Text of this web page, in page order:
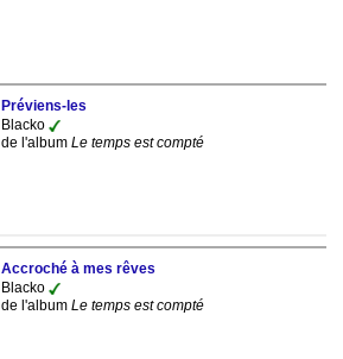
Préviens-les
Blacko
de l'album Le temps est compté
Accroché à mes rêves
Blacko
de l'album Le temps est compté